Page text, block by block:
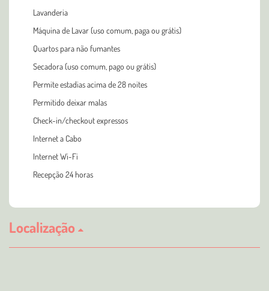
Lavanderia
Máquina de Lavar (uso comum, paga ou grátis)
Quartos para não fumantes
Secadora (uso comum, pago ou grátis)
Permite estadias acima de 28 noites
Permitido deixar malas
Check-in/checkout expressos
Internet a Cabo
Internet Wi-Fi
Recepção 24 horas
Localização